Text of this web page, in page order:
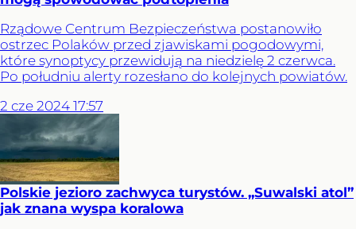
Rządowe Centrum Bezpieczeństwa postanowiło
ostrzec Polaków przed zjawiskami pogodowymi,
które synoptycy przewidują na niedzielę 2 czerwca.
Po południu alerty rozesłano do kolejnych powiatów.
2 cze 2024 17:57
Polskie jezioro zachwyca turystów. „Suwalski atol”
jak znana wyspa koralowa